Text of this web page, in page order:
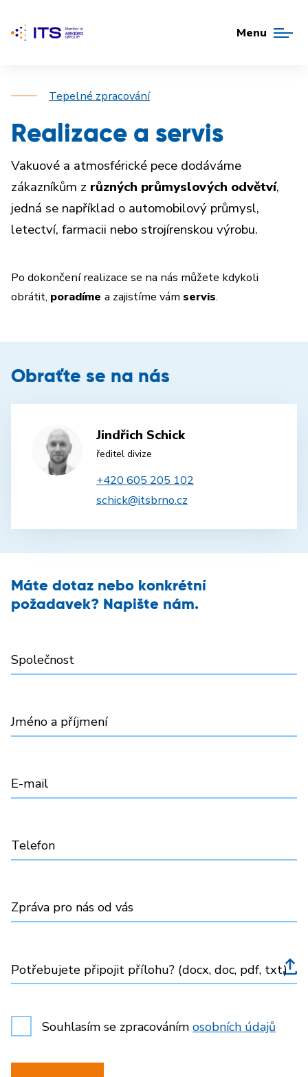
Menu
Tepelné zpracování
Realizace a servis
Vakuové a atmosférické pece dodáváme
zákazníkům z různých průmyslových odvětví,
jedná se například o automobilový průmysl,
letectví, farmacii nebo strojírenskou výrobu.
Po dokončení realizace se na nás můžete kdykoli
obrátit, poradíme a zajistíme vám servis.
Obraťte se na nás
Jindřich Schick
ředitel divize
+420 605 205 102
schick@itsbrno.cz
Máte dotaz nebo konkrétní
požadavek? Napište nám.
Společnost
Jméno a příjmení
E-mail
Telefon
Zpráva pro nás od vás
Potřebujete připojit přílohu? (docx, doc, pdf, txt)
Souhlasím se zpracováním osobních údajů